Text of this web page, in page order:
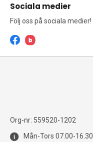
Sociala medier
Följ oss på sociala medier!
Org-nr: 559520-1202
Mån-Tors 07.00-16.30